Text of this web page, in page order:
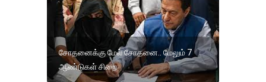
சோதனைக்கு மேல் சோதனை.. மேலும் 7
ஆண்டுகள் சிறை